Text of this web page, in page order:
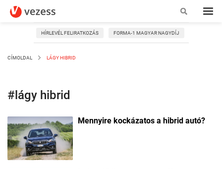
HÍRLEVÉL FELIRATKOZÁS FORMA-1 MAGYAR NAGYDÍJ
CÍMOLDAL LÁGY HIBRID
#lágy hibrid
Mennyire kockázatos a hibrid autó?